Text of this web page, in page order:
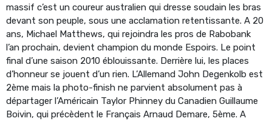
massif c’est un coureur australien qui dresse soudain les bras
devant son peuple, sous une acclamation retentissante. A 20
ans, Michael Matthews, qui rejoindra les pros de Rabobank
l’an prochain, devient champion du monde Espoirs. Le point
final d’une saison 2010 éblouissante. Derrière lui, les places
d’honneur se jouent d’un rien. L’Allemand John Degenkolb est
2ème mais la photo-finish ne parvient absolument pas à
départager l’Américain Taylor Phinney du Canadien Guillaume
Boivin, qui précèdent le Français Arnaud Demare, 5ème. A